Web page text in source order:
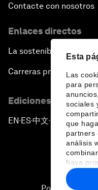
Esta
Las
para
sociales
que
partners
análisis
haya
hecho
Contacte con nosotros
Enlaces directos
La sostenibilidad en el
Carreras profesionales
Ediciones en otros
EN ▪ES▪中文▪ 日本語